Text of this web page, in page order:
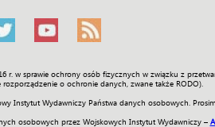
r. w sprawie ochrony osób fizycznych w związku z
o ochronie danych, zwane także RODO).
Instytut Wydawniczy Państwa danych osobowych.
osobowych przez Wojskowych Instytut Wydawniczy –
Historia Galerie Wideo ENGLISH